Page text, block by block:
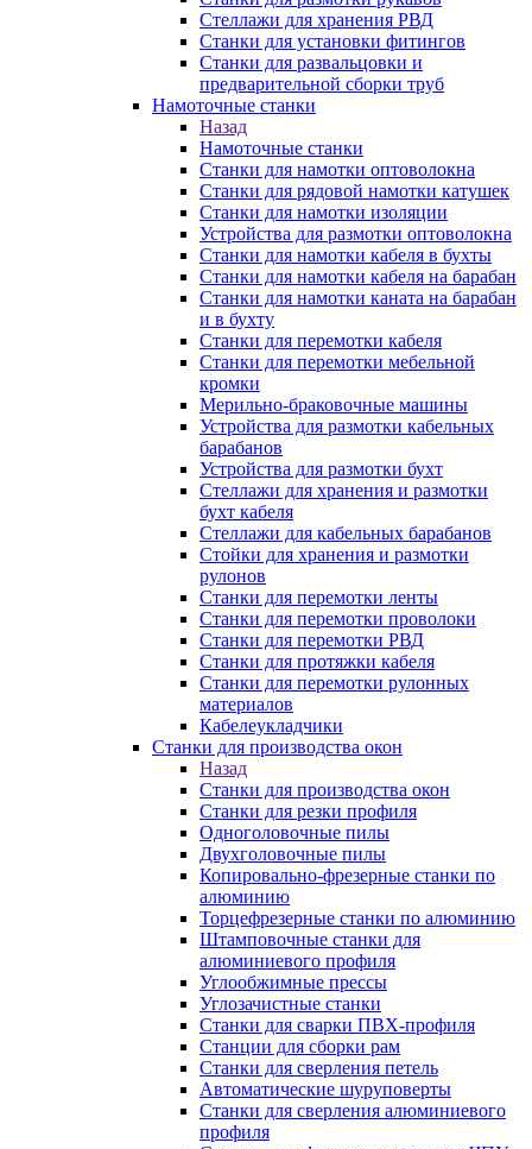
Стеллажи для хранения РВД
Станки для установки фитингов
Станки для развальцовки и
предварительной сборки труб
Намоточные станки
Назад
Намоточные станки
Станки для намотки оптоволокна
Станки для рядовой намотки катушек
Станки для намотки изоляции
Устройства для размотки оптоволокна
Станки для намотки кабеля в бухты
Станки для намотки кабеля на барабан
Станки для намотки каната на барабан
и в бухту
Станки для перемотки кабеля
Станки для перемотки мебельной
кромки
Мерильно-браковочные машины
Устройства для размотки кабельных
барабанов
Устройства для размотки бухт
Стеллажи для хранения и размотки
бухт кабеля
Стеллажи для кабельных барабанов
Стойки для хранения и размотки
рулонов
Станки для перемотки ленты
Станки для перемотки проволоки
Станки для перемотки РВД
Станки для протяжки кабеля
Станки для перемотки рулонных
материалов
Кабелеукладчики
Станки для производства окон
Назад
Станки для производства окон
Станки для резки профиля
Одноголовочные пилы
Двухголовочные пилы
Копировально-фрезерные станки по
алюминию
Торцефрезерные станки по алюминию
Штамповочные станки для
алюминиевого профиля
Углообжимные прессы
Углозачистные станки
Станки для сварки ПВХ-профиля
Станции для сборки рам
Станки для сверления петель
Автоматические шуруповерты
Станки для сверления алюминиевого
профиля